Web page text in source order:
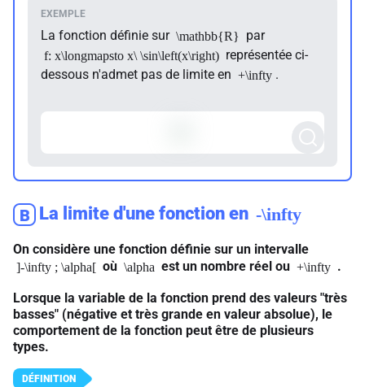
La fonction définie sur \mathbb{R} par
f: x\longmapsto x\ \sin\left(x\right) représentée ci-
dessous n'admet pas de limite en +\infty .
B La limite d'une fonction en -\infty
On considère une fonction définie sur un intervalle
]-\infty ; \alpha[ où \alpha est un nombre réel ou +\infty .
Lorsque la variable de la fonction prend des valeurs "très
basses" (négative et très grande en valeur absolue), le
comportement de la fonction peut être de plusieurs
types.